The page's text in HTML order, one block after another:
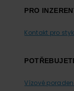
PRO
Kontakt pro
Vízové